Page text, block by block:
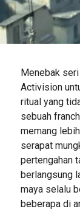
Menebak
Activision
ritual yang
sebuah
memang
serapat
pertengahan
berlangsung
maya selalu
beberapa di